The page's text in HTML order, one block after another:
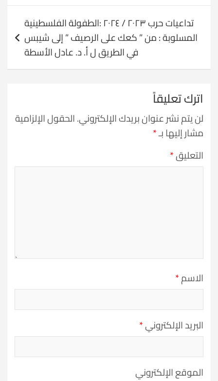
تداعيات حرب ٢٠٢٣ / ٢٠٢٤ :الطفولة الفلسطينية
المسلوبة : من ” كعك على الرصيف ” إلى شيبس
في الطريق ل أ. د. عادل الأسطة
اترك تعليقاً
لن يتم نشر عنوان بريدك الإلكتروني.الحقول الإلزامية
مشار إليها بـ*
التعليق*
الاسم*
البريد الإلكتروني*
الموقع الإلكتروني